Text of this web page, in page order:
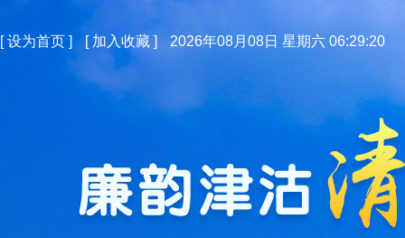
[设为首页 ] [ 加入收藏 ] 2026年08月08日 星期六 06:29:21